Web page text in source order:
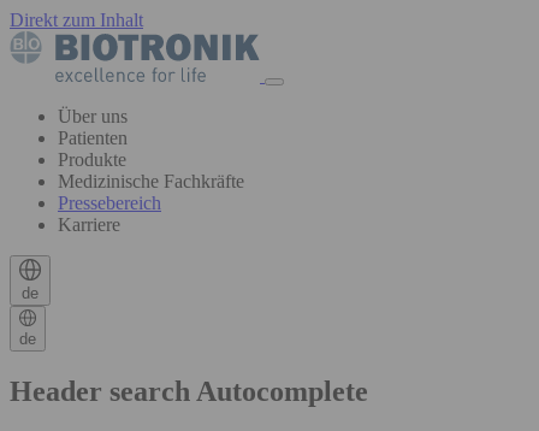
Direkt zum Inhalt
Über uns
Patienten
Produkte
Medizinische Fachkräfte
Pressebereich
Karriere
de
de
Header search Autocomplete